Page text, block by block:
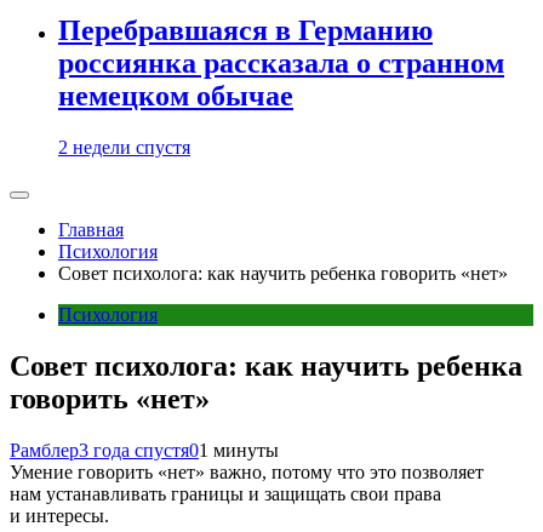
Перебравшаяся в Германию
россиянка рассказала о странном
немецком обычае
2 недели спустя
Главная
Психология
Совет психолога: как научить ребенка говорить «нет»
Психология
Совет психолога: как научить ребенка
говорить «нет»
Рамблер3 года спустя01 минуты
Умение говорить «нет» важно, потому что это позволяет
нам устанавливать границы и защищать свои права
и интересы.